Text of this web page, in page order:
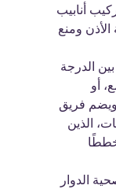
أنابيب
الأذن ومنع
الدرجة
أو
ويضم فريق
الذين
الدوار